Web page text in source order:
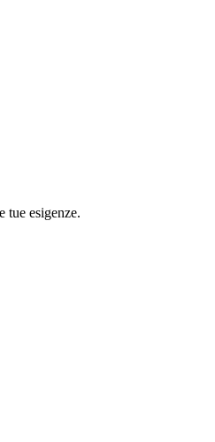
tue esigenze.